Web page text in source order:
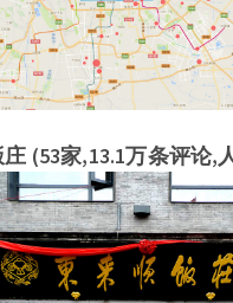
(53家,13.1万条评论,